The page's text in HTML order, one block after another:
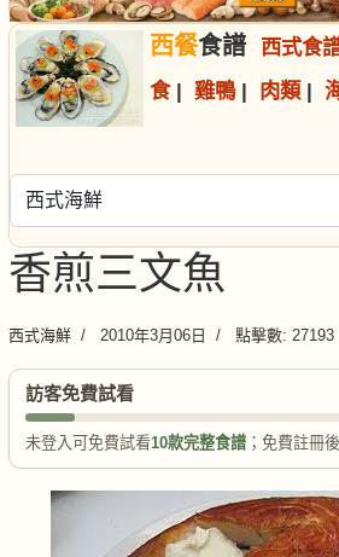
西餐食譜 西式食
食| 雞鴨| 肉類 |
選擇食譜分類
香煎三文魚
西式海鮮 2010年3月06日 點擊數: 27193
訪客免費試看
未登入可免費試看10款完整食譜 ；免費註冊